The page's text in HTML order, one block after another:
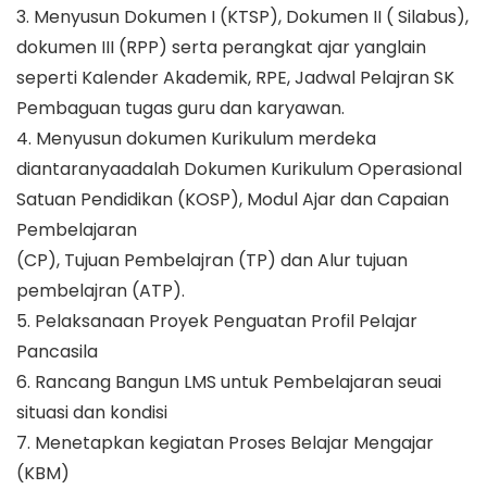
3. Menyusun Dokumen I (KTSP), Dokumen II ( Silabus),
dokumen III (RPP) serta perangkat ajar yanglain
seperti Kalender Akademik, RPE, Jadwal Pelajran SK
Pembaguan tugas guru dan karyawan.
4. Menyusun dokumen Kurikulum merdeka
diantaranyaadalah Dokumen Kurikulum Operasional
Satuan Pendidikan (KOSP), Modul Ajar dan Capaian
Pembelajaran
(CP), Tujuan Pembelajran (TP) dan Alur tujuan
pembelajran (ATP).
5. Pelaksanaan Proyek Penguatan Profil Pelajar
Pancasila
6. Rancang Bangun LMS untuk Pembelajaran seuai
situasi dan kondisi
7. Menetapkan kegiatan Proses Belajar Mengajar
(KBM)